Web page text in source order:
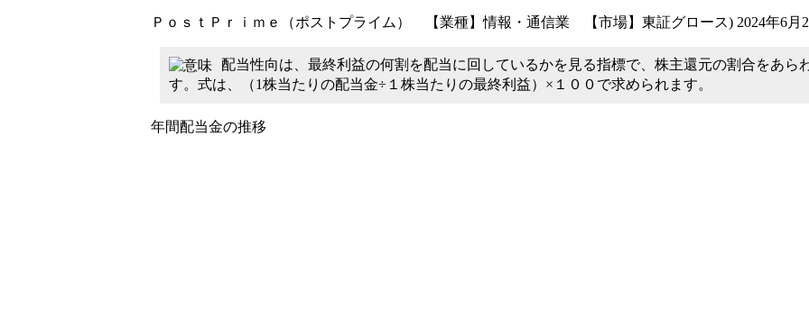
ＰｏｓｔＰｒｉｍｅ（ポストプライム） 【業種】情報・通信業 【市場】東証グロース) 2024年6月
配当性向は、最終利益の何割を配当に回しているかを見る指標で、株主還元の割合をあら
す。式は、（1株当たりの配当金÷１株当たりの最終利益）×１００で求められます。
年間配当金の推移